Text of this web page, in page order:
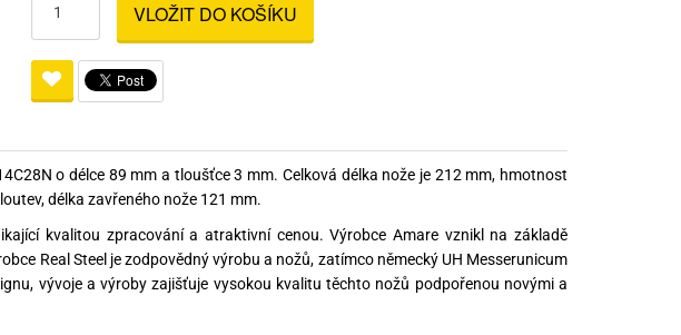
náboje Ochranné prostředky
Rowan Engineering
Bipody, stolice a vaky
Svítilny
VLOŽIT DO KOŠÍKU
o délce 89 mm a tloušťce 3 mm. Celková délka nože je 212 mm, hmotnost
délka zavřeného nože 121 mm.
kvalitou zpracování a atraktivní cenou. Výrobce Amare vznikl na základě
Real Steel je zodpovědný výrobu a nožů, zatímco německý UH Messerunicum
vývoje a výroby zajišťuje vysokou kvalitu těchto nožů podpořenou novými a